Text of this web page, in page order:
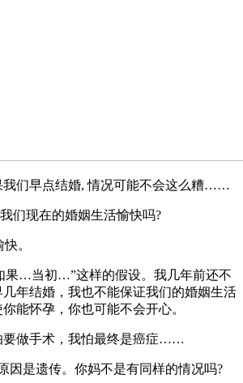
我们早点结婚, 情况可能不会这么糟……
们现在的婚姻生活愉快吗?
。
果…当初…”这样的假设。我几年前还不
年结婚，我也不能保证我们的婚姻生活
能怀孕，你也可能不会开心。
要做手术，我怕最终是癌症……
因是遗传。你妈不是有同样的情况吗?